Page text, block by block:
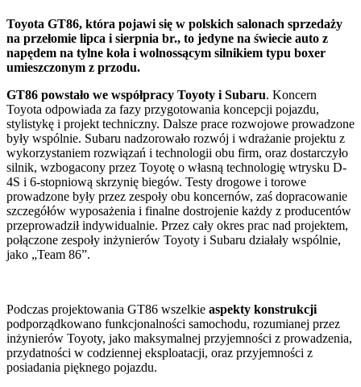
Toyota GT86, która pojawi się w polskich salonach sprzedaży
na przełomie lipca i sierpnia br., to jedyne na świecie auto z
napędem na tylne koła i wolnossącym silnikiem typu boxer
umieszczonym z przodu.
GT86 powstało we współpracy Toyoty i Subaru. Koncern
Toyota odpowiada za fazy przygotowania koncepcji pojazdu,
stylistykę i projekt techniczny. Dalsze prace rozwojowe prowadzone
były wspólnie. Subaru nadzorowało rozwój i wdrażanie projektu z
wykorzystaniem rozwiązań i technologii obu firm, oraz dostarczyło
silnik, wzbogacony przez Toyotę o własną technologię wtrysku D-
4S i 6-stopniową skrzynię biegów. Testy drogowe i torowe
prowadzone były przez zespoły obu koncernów, zaś dopracowanie
szczegółów wyposażenia i finalne dostrojenie każdy z producentów
przeprowadził indywidualnie. Przez cały okres prac nad projektem,
połączone zespoły inżynierów Toyoty i Subaru działały wspólnie,
jako „Team 86”.
Podczas projektowania GT86 wszelkie aspekty konstrukcji
podporządkowano funkcjonalności samochodu, rozumianej przez
inżynierów Toyoty, jako maksymalnej przyjemności z prowadzenia,
przydatności w codziennej eksploatacji, oraz przyjemności z
posiadania pięknego pojazdu.